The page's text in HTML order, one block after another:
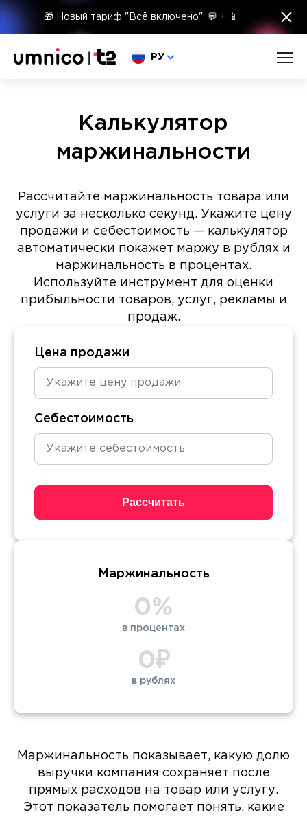
🎁 Новый тариф "Всё включено": 💬 + 📱 ×
Выберите язык
РУ
Калькулятор
маржинальности
Рассчитайте маржинальность товара или
услуги за несколько секунд. Укажите цену
продажи и себестоимость — калькулятор
автоматически покажет маржу в рублях и
маржинальность в процентах.
Используйте инструмент для оценки
прибыльности товаров, услуг, рекламы и
продаж.
Цена продажи
Себестоимость
Рассчитать
Маржинальность
0%
в процентах
0₽
в рублях
Маржинальность показывает, какую долю
выручки компания сохраняет после
прямых расходов на товар или услугу.
Этот показатель помогает понять, какие